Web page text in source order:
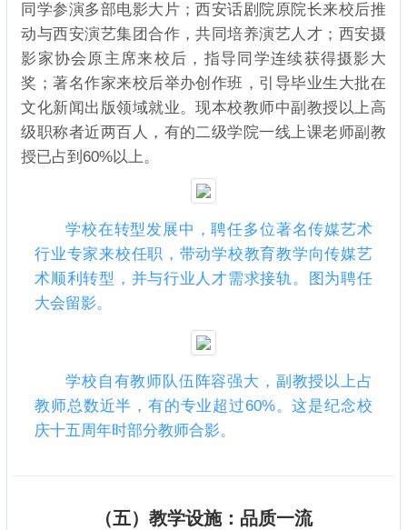
同学参演多部电影大片；西安话剧院原院长来校后推
动与西安演艺集团合作，共同培养演艺人才；西安摄
影家协会原主席来校后，指导同学连续获得摄影大
奖；著名作家来校后举办创作班，引导毕业生大批在
文化新闻出版领域就业。现本校教师中副教授以上高
级职称者近两百人，有的二级学院一线上课老师副教
授已占到60%以上。
学校在转型发展中，聘任多位著名传媒艺术
行业专家来校任职，带动学校教育教学向传媒艺
术顺利转型，并与行业人才需求接轨。图为聘任
大会留影。
学校自有教师队伍阵容强大，副教授以上占
教师总数近半，有的专业超过60%。这是纪念校
庆十五周年时部分教师合影。
（五）教学设施：品质一流